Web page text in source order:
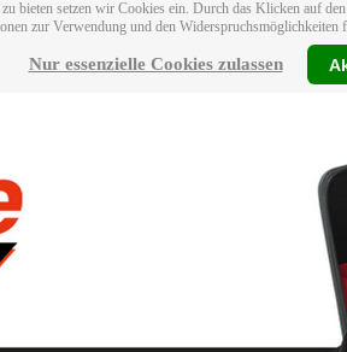
bieten setzen wir Cookies ein. Durch das Klicken auf
zur Verwendung und den Widerspruchsmöglichkeiten
Nur essenzielle Cookies zulassen